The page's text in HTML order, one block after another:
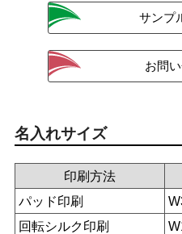
名入れサイズ
印刷方法
パッド印刷
回転シルク印刷